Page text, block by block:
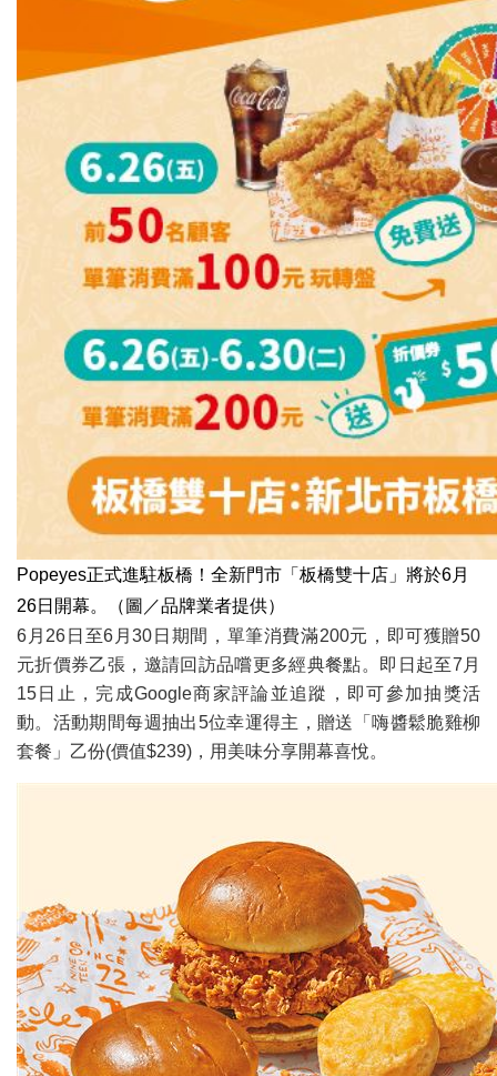
Popeyes正式進駐板橋！全新門市「板橋雙十店」將於6月
26日開幕。（圖／品牌業者提供）
6月26日至6月30日期間，單筆消費滿200元，即可獲贈50
元折價券乙張，邀請回訪品嚐更多經典餐點。即日起至7月
15日止，完成Google商家評論並追蹤，即可參加抽獎活
動。活動期間每週抽出5位幸運得主，贈送「嗨醬鬆脆雞柳
套餐」乙份(價值$239)，用美味分享開幕喜悅。